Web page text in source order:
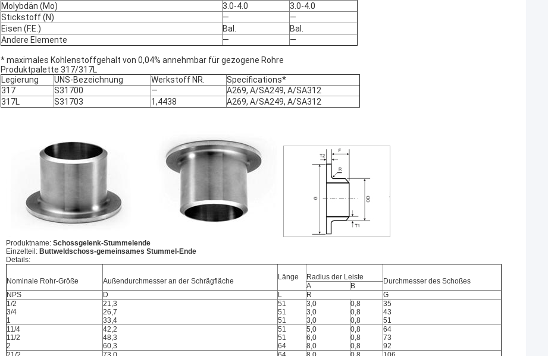
Molybdän (Mo)
3.0-4.0
3.0-4.0
Stickstoff (N)
—
—
Eisen (F.E.)
Bal.
Bal.
Andere Elemente
— —
* maximales Kohlenstoffgehalt von 0,04% annehmbar für gezogene Rohre
Produktpalette 317/317L
Legierung
UNS-Bezeichnung Werkstoff NR.
Specifications*
317
S31700 —
A269, A/SA249, A/SA312
317L
S31703 1,4438 A269, A/SA249, A/SA312
Produktname: Schossgelenk-Stummelende
Einzelteil: Buttweldschoss-gemeinsames Stummel-Ende
Details:
Nominale Rohr-Größe Außendurchmesser an der Schrägfläche Länge Radius der Leiste Durchmesser des Schoßes
A
B
NPS
D L R
G
1/2
3/4
1
21,3
26,7
33,4
51
51
51
3,0
3,0
3,0
0,8
0,8
0,8
35
43
51
11/4
11/2
2
42,2
48,3
60,3
51
51
64
5,0
6,0
8,0
0,8
0,8
0,8
64
73
92